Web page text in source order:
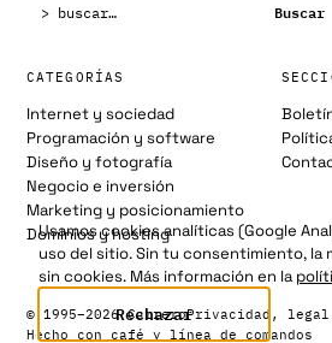
Buscar
CATEGORÍAS
Internet y sociedad
Programación y software
Diseño y fotografía
Negocio e inversión
Marketing y posicionamiento
Dominios y hosting
© 1995–2026 CarreroPrivacidad,
Hecho con café y línea de comandos
Usamos cookies analíticas (Google
uso del sitio. Sin tu consentimiento, la
sin cookies. Más información en la
Rechazar